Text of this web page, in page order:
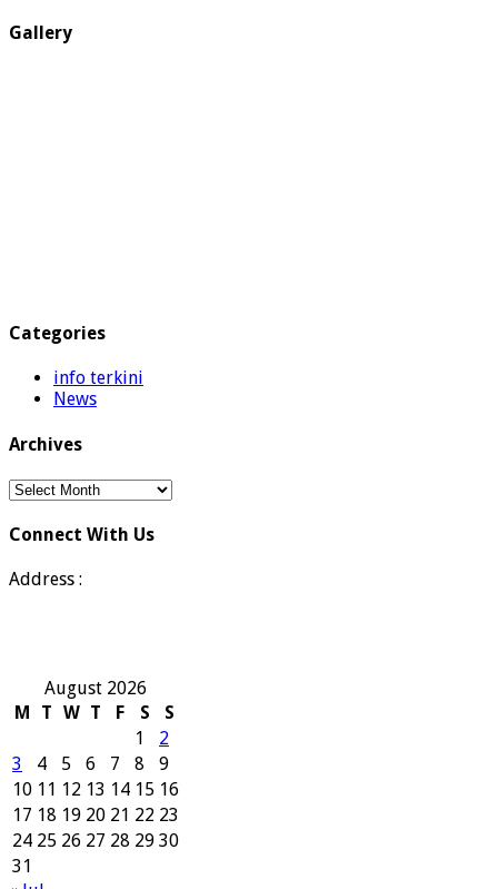
Gallery
Categories
info terkini
News
Archives
Archives
Connect With Us
Address :
August 2026
M
T W T F S
S
1
2
3
4 5 6 7 8
9
10 11 12 13 14 15 16
17 18 19 20 21 22 23
24 25 26 27 28 29 30
31